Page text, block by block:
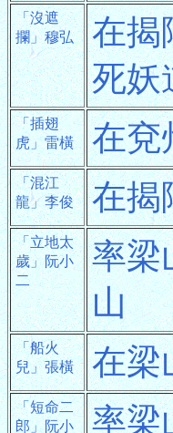
「沒遮
攔」穆弘
在揭
死妖
「插翅
虎」雷橫
在兗
「混江
龍」李俊
在揭
「立地太
歲」阮小
二
率梁
山
「船火
兒」張橫
在梁
「短命二
郎」阮小
率梁